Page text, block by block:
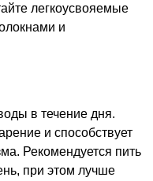
легкоусвояемые
и
в течение дня.
и способствует
Рекомендуется пить
при этом лучше